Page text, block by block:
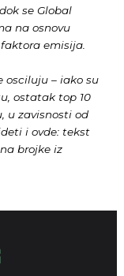
se Global
na osnovu
emisija.
osciluju – iako su
ostatak top 10
u zavisnosti od
i ovde: tekst
brojke iz